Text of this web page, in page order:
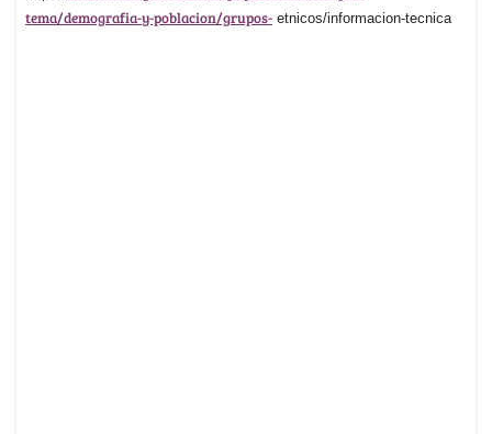
tema/demografia-y-poblacion/grupos- etnicos/informacion-tecnica